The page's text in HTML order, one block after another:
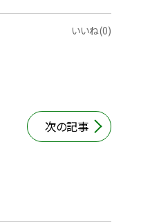
いいね(0)
次の記事